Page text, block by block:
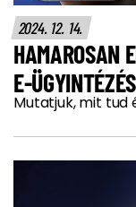
2024. 12. 14.
HAMAROSAN
E-
Mutatjuk, mit tud